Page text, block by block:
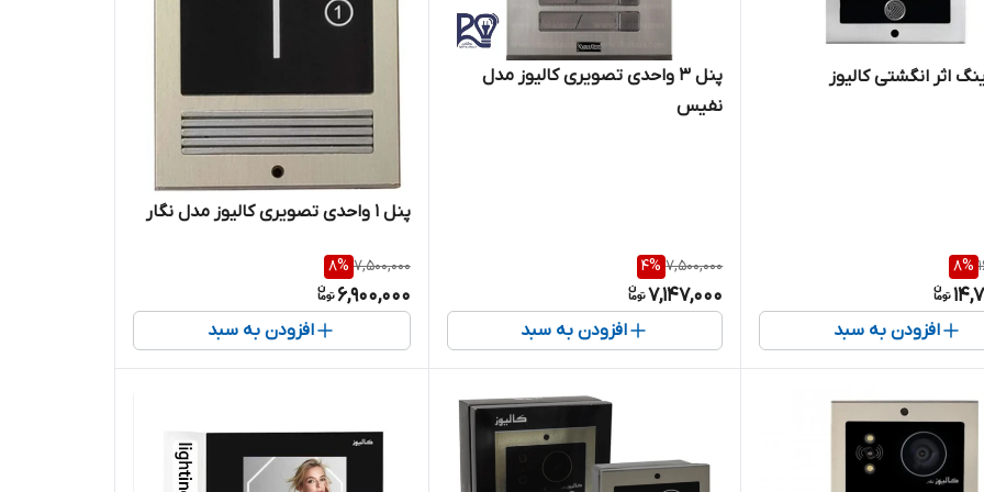
اثر انگشتی کالیوز
8%
افزودن به سبد
پنل 3 واحدی تصویری کالیوز مدل
نفیس
7,500,000
4%
7,147,000
افزودن به سبد
پنل 1 واحدی تصویری کالیوز مدل نگار
7,500,000
8%
6,900,000
افزودن به سبد